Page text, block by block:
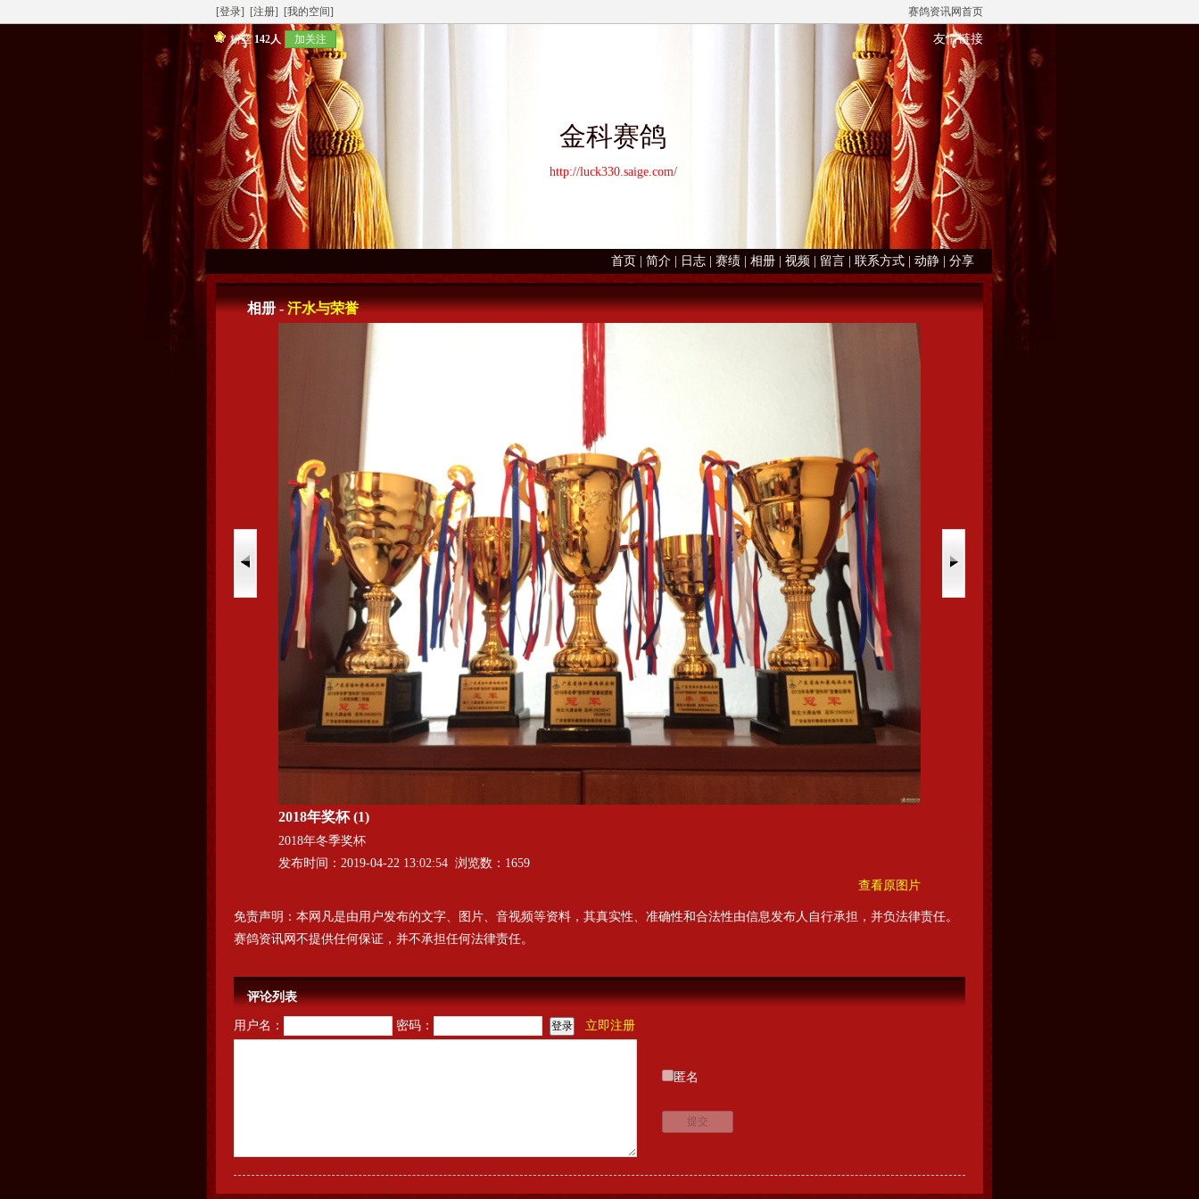
[登录] [注册] [我的空间] 赛鸽资讯网首页
粉丝142人 加关注 友情链接
金科赛鸽
http://luck330.saige.com/
首页 简介 日志 赛绩 相册 视频 留言 联系方式 动静 分享
相册 -汗水与荣誉
2018年奖杯 (1)
2018年冬季奖杯
发布时间：2019-04-22 13:02:54 浏览数：1659
查看原图片
免责声明：本网凡是由用户发布的文字、图片、音视频等资料，其真实性、准确性和合法性由信息发布人自行承担，并负法律责任。
赛鸽资讯网不提供任何保证，并不承担任何法律责任。
评论列表
用户名： 密码： 立即注册
匿名